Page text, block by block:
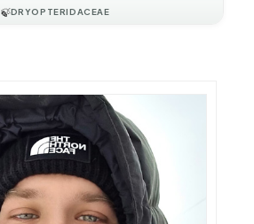
🍃DRYOPTERIDACEAE